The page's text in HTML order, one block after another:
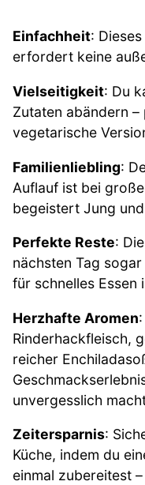
Einfachheit:
erfordert keine
Vielseitigkeit: Du
Zutaten abändern
vegetarische
Familienliebling:
Auflauf ist bei
begeistert Jung
Perfekte Reste:
nächsten Tag
für schnelles Essen
Herzhafte Aromen
Rinderhackfleisch,
reicher
unvergesslich
Zeitersparnis:
Küche, indem du
einmal zubereitest